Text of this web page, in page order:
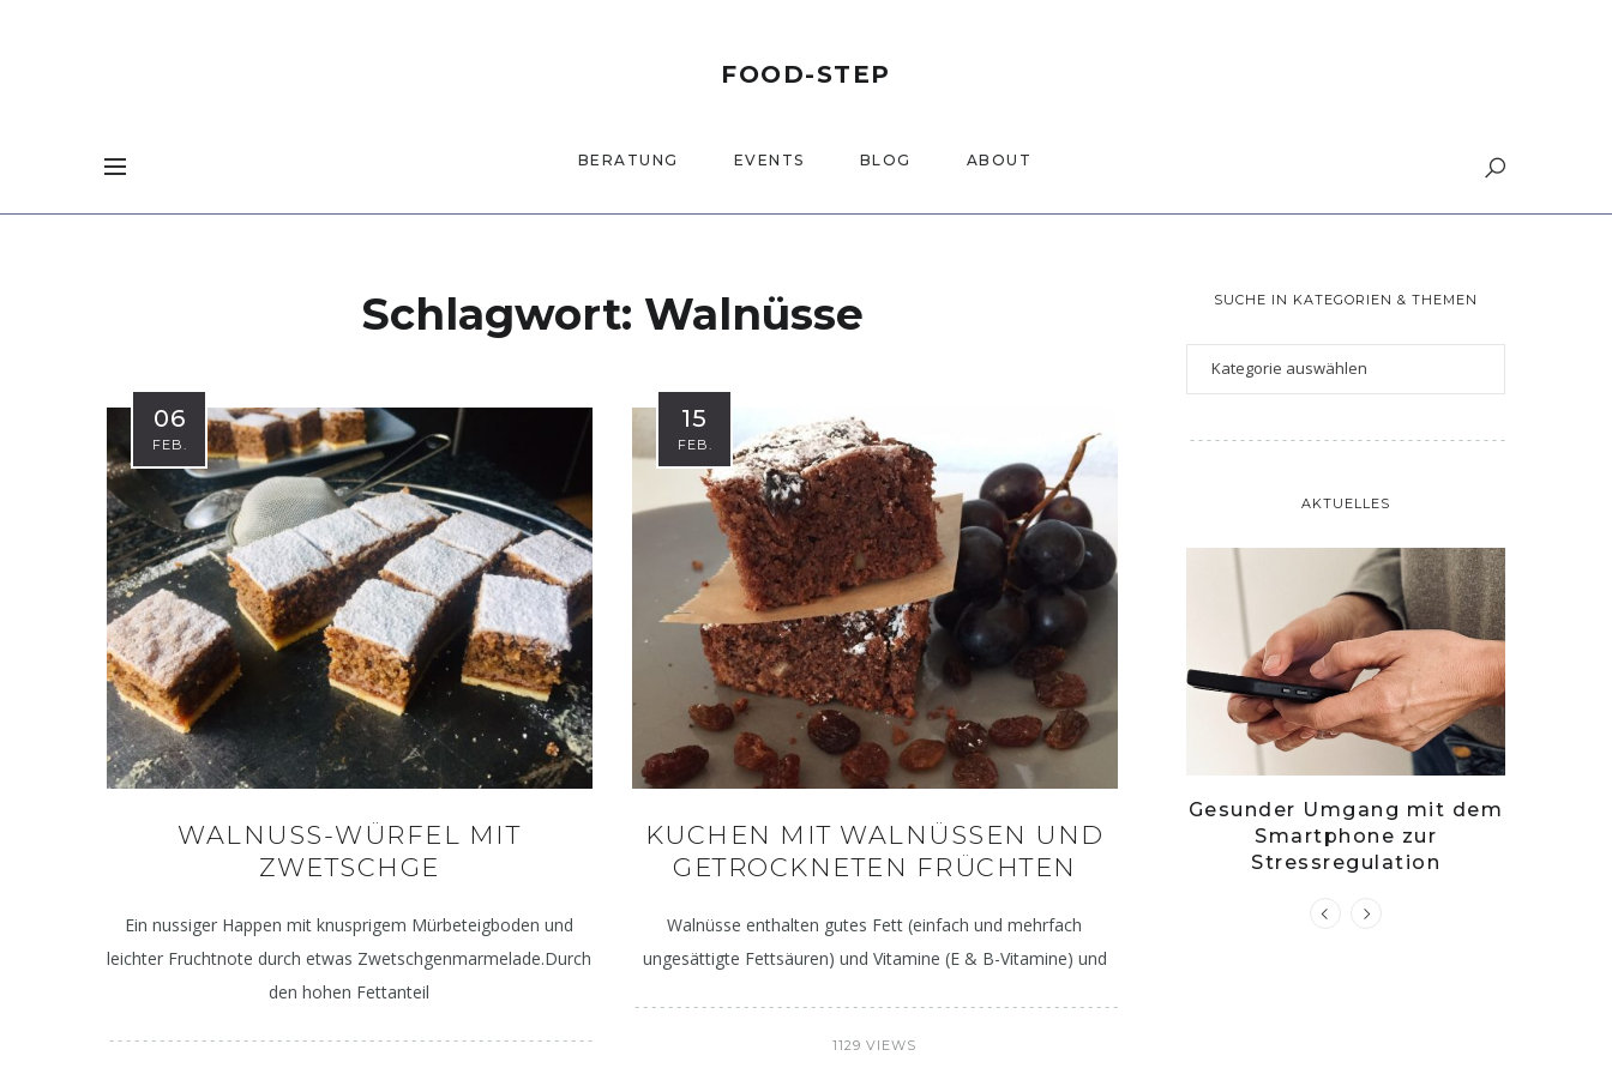
FOOD-STEP
BERATUNG EVENTS BLOG ABOUT
Schlagwort: Walnüsse
06
FEB.
WALNUSS-WÜRFEL MIT
ZWETSCHGE
Ein nussiger Happen mit knusprigem Mürbeteigboden und
leichter Fruchtnote durch etwas Zwetschgenmarmelade.Durch
den hohen Fettanteil
15
FEB.
KUCHEN MIT WALNÜSSEN UND
GETROCKNETEN FRÜCHTEN
Walnüsse enthalten gutes Fett (einfach und mehrfach
ungesättigte Fettsäuren) und Vitamine (E & B-Vitamine) und
1129 VIEWS
SUCHE IN KATEGORIEN & THEMEN
AKTUELLES
Kürbis-Käse-Spätzle
Entzündung?
Gesunder Umgang mit dem
Smartphone zur
Stressregulation